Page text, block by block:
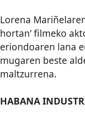
Lorena
hortan’ filmeko
eriondoaren lana
mugaren beste
maltzurrena.
HABANA